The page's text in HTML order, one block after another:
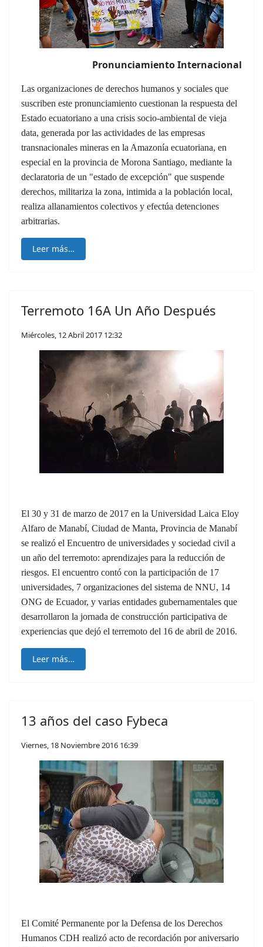
Pronunciamiento Internacional
Las organizaciones de derechos humanos y sociales que
suscriben este pronunciamiento cuestionan la respuesta del
Estado ecuatoriano a una crisis socio-ambiental de vieja
data, generada por las actividades de las empresas
transnacionales mineras en la Amazonía ecuatoriana, en
especial en la provincia de Morona Santiago, mediante la
declaratoria de un "estado de excepción" que suspende
derechos, militariza la zona, intimida a la población local,
realiza allanamientos colectivos y efectúa detenciones
arbitrarias.
Leer más…
Terremoto 16A Un Año Después
Miércoles, 12 Abril 2017 12:32
El 30 y 31 de marzo de 2017 en la Universidad Laica Eloy
Alfaro de Manabí, Ciudad de Manta, Provincia de Manabí
se realizó el Encuentro de universidades y sociedad civil a
un año del terremoto: aprendizajes para la reducción de
riesgos. El encuentro contó con la participación de 17
universidades, 7 organizaciones del sistema de NNU, 14
ONG de Ecuador, y varias entidades gubernamentales que
desarrollaron la jornada de construcción participativa de
experiencias que dejó el terremoto del 16 de abril de 2016.
Leer más…
13 años del caso Fybeca
Viernes, 18 Noviembre 2016 16:39
El Comité Permanente por la Defensa de los Derechos
Humanos CDH realizó acto de recordación por aniversario